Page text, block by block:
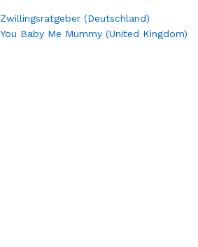
Zwillingsratgeber (Deutschland)
You Baby Me Mummy (United Kingdom)